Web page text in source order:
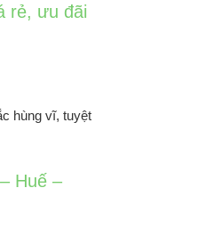
rẻ, ưu đãi
hùng vĩ, tuyệt
Huế –